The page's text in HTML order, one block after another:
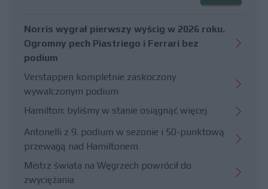
Norris wygrał pierwszy wyścig w 2026 roku.
Ogromny pech Piastriego i Ferrari bez
podium
Verstappen kompletnie zaskoczony
wywalczonym podium
Hamilton: byliśmy w stanie osiągnąć więcej
Antonelli z 9. podium w sezonie i 50-punktową
przewagą nad Hamiltonem
Mistrz świata na Węgrzech powrócił do
zwyciężania